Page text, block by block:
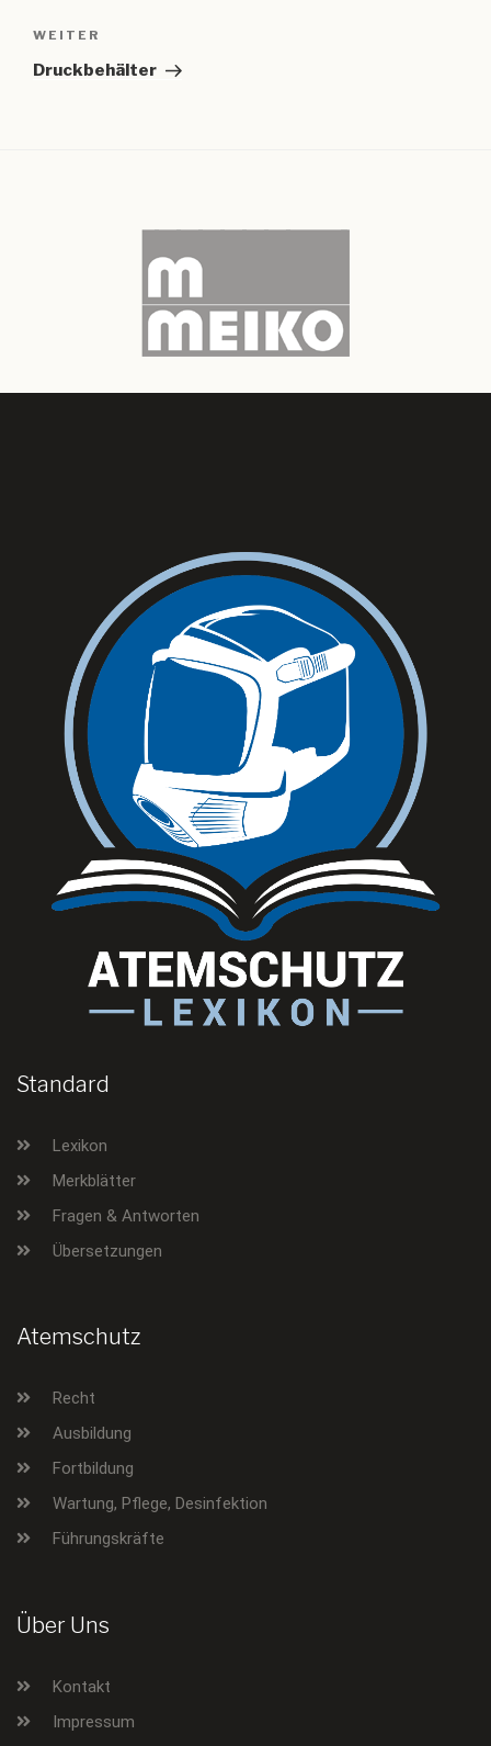
Nächster
Beitrag
WEITER
Druckbehälter
Standard
Lexikon
Merkblätter
Fragen & Antworten
Übersetzungen
Atemschutz
Recht
Ausbildung
Fortbildung
Wartung, Pflege, Desinfektion
Führungskräfte
Über Uns
Kontakt
Impressum